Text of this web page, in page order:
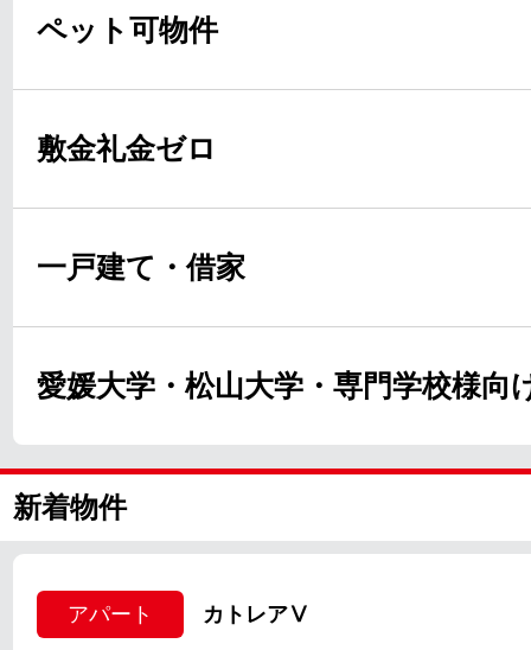
ペット可物件
敷金礼金ゼロ
一戸建て・借家
愛媛大学・松山大学・専門学校様向
新着物件
アパート カトレアⅤ